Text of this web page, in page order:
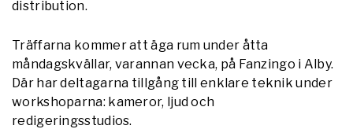
distribution.
Träffarna kommer att äga rum under åtta
måndagskvällar, varannan vecka, på Fanzingo i Alby.
Där har deltagarna tillgång till enklare teknik under
workshoparna: kameror, ljud och
redigeringsstudios.